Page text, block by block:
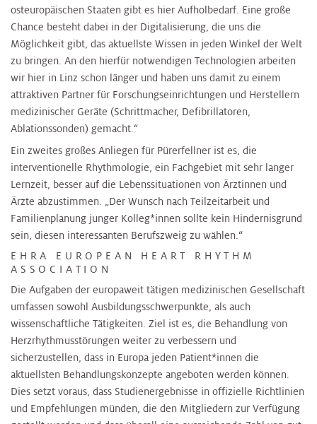
osteuropäischen Staaten gibt es hier Aufholbedarf. Eine große
Chance besteht dabei in der Digitalisierung, die uns die
Möglichkeit gibt, das aktuellste Wissen in jeden Winkel der Welt
zu bringen. An den hierfür notwendigen Technologien arbeiten
wir hier in Linz schon länger und haben uns damit zu einem
attraktiven Partner für Forschungseinrichtungen und Herstellern
medizinischer Geräte (Schrittmacher, Defibrillatoren,
Ablationssonden) gemacht.“
Ein zweites großes Anliegen für Pürerfellner ist es, die
interventionelle Rhythmologie, ein Fachgebiet mit sehr langer
Lernzeit, besser auf die Lebenssituationen von Ärztinnen und
Ärzte abzustimmen. „Der Wunsch nach Teilzeitarbeit und
Familienplanung junger Kolleg*innen sollte kein Hindernisgrund
sein, diesen interessanten Berufszweig zu wählen.“
EHRA EUROPEAN HEART RHYTHM
ASSOCIATION
Die Aufgaben der europaweit tätigen medizinischen Gesellschaft
umfassen sowohl Ausbildungsschwerpunkte, als auch
wissenschaftliche Tätigkeiten. Ziel ist es, die Behandlung von
Herzrhythmusstörungen weiter zu verbessern und
sicherzustellen, dass in Europa jeden Patient*innen die
aktuellsten Behandlungskonzepte angeboten werden können.
Dies setzt voraus, dass Studienergebnisse in offizielle Richtlinien
und Empfehlungen münden, die den Mitgliedern zur Verfügung